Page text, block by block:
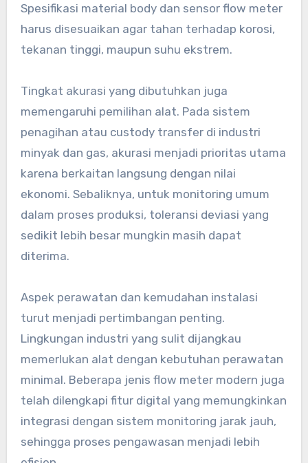
Spesifikasi material body dan sensor flow meter
harus disesuaikan agar tahan terhadap korosi,
tekanan tinggi, maupun suhu ekstrem.
Tingkat akurasi yang dibutuhkan juga
memengaruhi pemilihan alat. Pada sistem
penagihan atau custody transfer di industri
minyak dan gas, akurasi menjadi prioritas utama
karena berkaitan langsung dengan nilai
ekonomi. Sebaliknya, untuk monitoring umum
dalam proses produksi, toleransi deviasi yang
sedikit lebih besar mungkin masih dapat
diterima.
Aspek perawatan dan kemudahan instalasi
turut menjadi pertimbangan penting.
Lingkungan industri yang sulit dijangkau
memerlukan alat dengan kebutuhan perawatan
minimal. Beberapa jenis flow meter modern juga
telah dilengkapi fitur digital yang memungkinkan
integrasi dengan sistem monitoring jarak jauh,
sehingga proses pengawasan menjadi lebih